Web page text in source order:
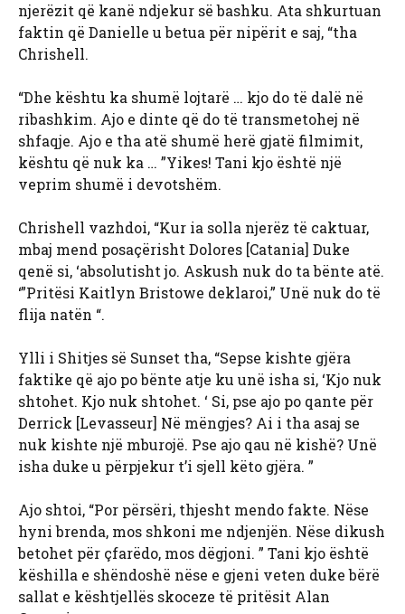
njerëzit që kanë ndjekur së bashku. Ata shkurtuan
faktin që Danielle u betua për nipërit e saj, “tha
Chrishell.
“Dhe kështu ka shumë lojtarë … kjo do të dalë në
ribashkim. Ajo e dinte që do të transmetohej në
shfaqje. Ajo e tha atë shumë herë gjatë filmimit,
kështu që nuk ka … ”Yikes! Tani kjo është një
veprim shumë i devotshëm.
Chrishell vazhdoi, “Kur ia solla njerëz të caktuar,
mbaj mend posaçërisht Dolores [Catania] Duke
qenë si, ‘absolutisht jo. Askush nuk do ta bënte atë.
‘”Pritësi Kaitlyn Bristowe deklaroi,” Unë nuk do të
flija natën “.
Ylli i Shitjes së Sunset tha, “Sepse kishte gjëra
faktike që ajo po bënte atje ku unë isha si, ‘Kjo nuk
shtohet. Kjo nuk shtohet. ‘ Si, pse ajo po qante për
Derrick [Levasseur] Në mëngjes? Ai i tha asaj se
nuk kishte një mburojë. Pse ajo qau në kishë? Unë
isha duke u përpjekur t’i sjell këto gjëra. ”
Ajo shtoi, “Por përsëri, thjesht mendo fakte. Nëse
hyni brenda, mos shkoni me ndjenjën. Nëse dikush
betohet për çfarëdo, mos dëgjoni. ” Tani kjo është
këshilla e shëndoshë nëse e gjeni veten duke bërë
sallat e kështjellës skoceze të pritësit Alan